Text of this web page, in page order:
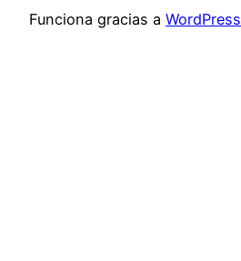
Funciona gracias a WordPress